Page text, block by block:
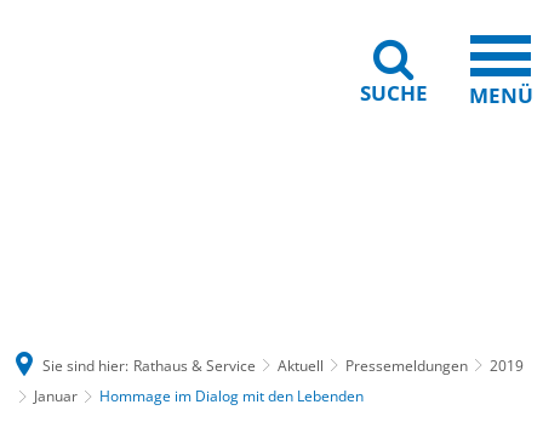
SUCHE MENÜ
Sie sind hier: Rathaus & Service Aktuell Pressemeldungen
2019
Januar
Hommage im Dialog mit den Lebenden